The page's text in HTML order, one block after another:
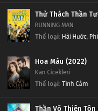
Thử Thách Thần
RUNNING MAN
Thể loại: Hài Hước,
Hoa Máu (2022)
Kan Cicekleri
Thể loại: Tình Cảm
Thần Võ Thiên